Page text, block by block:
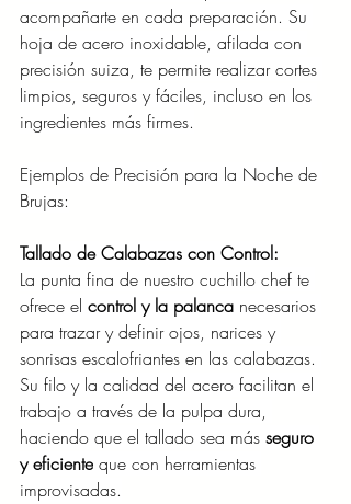
acompañarte en cada preparación. Su
hoja de acero inoxidable, afilada con
precisión suiza, te permite realizar cortes
limpios, seguros y fáciles, incluso en los
ingredientes más firmes.
Ejemplos de Precisión para la Noche de
Brujas:
Tallado de Calabazas con Control:
La punta fina de nuestro cuchillo chef te
ofrece el control y la palanca necesarios
para trazar y definir ojos, narices y
sonrisas escalofriantes en las calabazas.
Su filo y la calidad del acero facilitan el
trabajo a través de la pulpa dura,
haciendo que el tallado sea más seguro
y eficiente que con herramientas
improvisadas.